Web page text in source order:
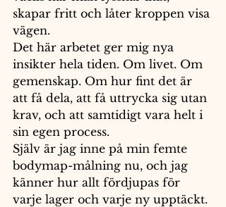
skapar fritt och låter kroppen visa
vägen.
Det här arbetet ger mig nya
insikter hela tiden. Om livet. Om
gemenskap. Om hur fint det är
att få dela, att få uttrycka sig utan
krav, och att samtidigt vara helt i
sin egen process.
Själv är jag inne på min femte
bodymap-målning nu, och jag
känner hur allt fördjupas för
varje lager och varje ny upptäckt.